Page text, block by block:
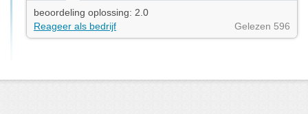
beoordeling oplossing: 2.0
Reageer als bedrijf
Gelezen 596